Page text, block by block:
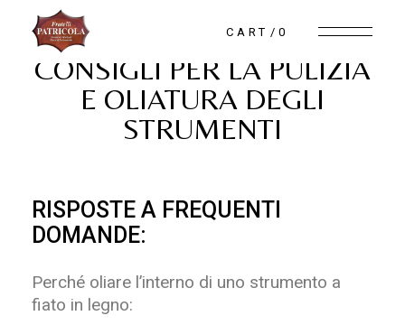
CART 0
CONSIGLI PER LA PULIZIA
E OLIATURA DEGLI
STRUMENTI
RISPOSTE A FREQUENTI
DOMANDE:
Perché oliare l’interno di uno strumento a
fiato in legno: